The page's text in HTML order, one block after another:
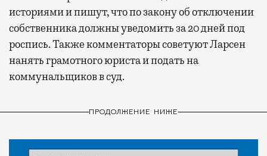
историями и пишут, что по закону об отключении
собственника должны уведомить за 20 дней под
роспись. Также комментаторы советуют Ларсен
нанять грамотного юриста и подать на
коммунальщиков в суд.
ПРОДОЛЖЕНИЕ НИЖЕ